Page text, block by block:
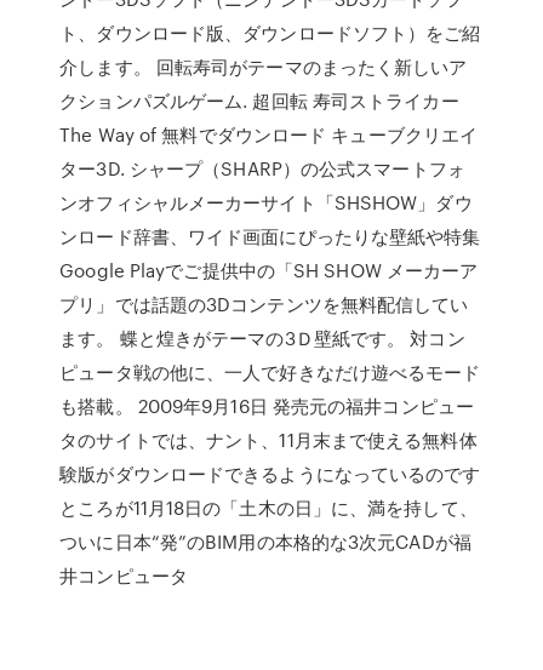
ト、ダウンロード版、ダウンロードソフト）をご紹
介します。 回転寿司がテーマのまったく新しいア
クションパズルゲーム. 超回転 寿司ストライカー
The Way of 無料でダウンロード キューブクリエイ
ター3D. シャープ（SHARP）の公式スマートフォ
ンオフィシャルメーカーサイト「SHSHOW」ダウ
ンロード辞書、ワイド画面にぴったりな壁紙や特集
Google Playでご提供中の「SH SHOW メーカーア
プリ」では話題の3Dコンテンツを無料配信してい
ます。 蝶と煌きがテーマの3Ｄ壁紙です。 対コン
ピュータ戦の他に、一人で好きなだけ遊べるモード
も搭載。 2009年9月16日 発売元の福井コンピュー
タのサイトでは、ナント、11月末まで使える無料体
験版がダウンロードできるようになっているのです
ところが11月18日の「土木の日」に、満を持して、
ついに日本“発”のBIM用の本格的な3次元CADが福
井コンピュータ